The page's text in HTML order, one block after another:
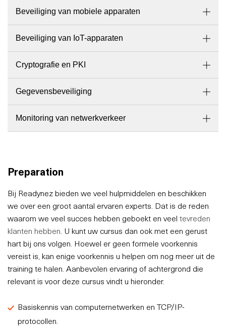
Beveiliging van mobiele apparaten
Beveiliging van IoT-apparaten
Cryptografie en PKI
Gegevensbeveiliging
Monitoring van netwerkverkeer
Preparation
Bij Readynez bieden we veel hulpmiddelen en beschikken
we over een groot aantal ervaren experts. Dat is de reden
waarom we veel succes hebben geboekt en veel tevreden
klanten hebben . U kunt uw cursus dan ook met een gerust
hart bij ons volgen. Hoewel er geen formele voorkennis
vereist is, kan enige voorkennis u helpen om nog meer uit de
training te halen. Aanbevolen ervaring of achtergrond die
relevant is voor deze cursus vindt u hieronder.
Basiskennis van computernetwerken en TCP/IP-
protocollen.